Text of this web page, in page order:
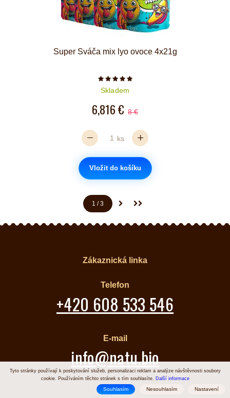
Super Sváča mix lyo ovoce 4x21g
Počet hvězdiček je 5 z 5
Skladem
6,816 € 8 €
ks
Vložit do košíku
1 / 3(aktuální)Další stránka
Zákaznická linka
Telefon
+420 608 533 546
E-mail
info@natu.bio
Tyto stránky používají k poskytování služeb, personalizaci reklam a analýze návštěvnosti soubory
cookie. Používáním těchto stránek s tím souhlasíte.
Další informace
Nastavení
Nesouhlasím
Souhlasím